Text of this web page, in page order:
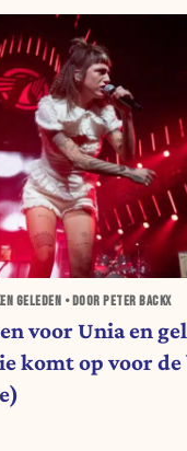
GELEDEN • DOOR PETER BACKX
voor Unia en
komt op voor de